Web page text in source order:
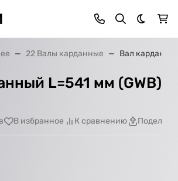
Темная
22 Валы карданные Вал
L=541 мм (GWB)
В избранное К сравнению